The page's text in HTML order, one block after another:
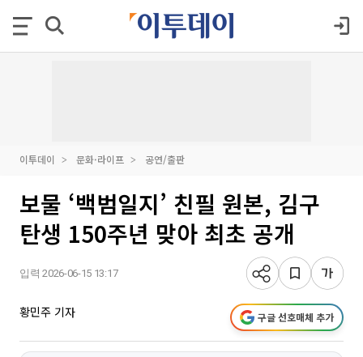
이투데이 문화·라이프 공연/출판
보물 ‘백범일지’ 친필 원본, 김구
탄생 150주년 맞아 최초 공개
입력 2026-06-15 13:17
황민주 기자 구글 선호매체 추가